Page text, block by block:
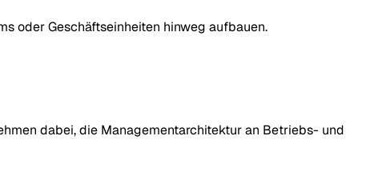
oder Geschäftseinheiten hinweg aufbauen.
dabei, die Managementarchitektur an Betriebs- und